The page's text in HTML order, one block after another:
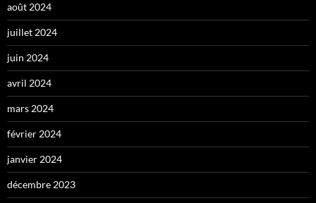
août 2024
juillet 2024
juin 2024
avril 2024
mars 2024
février 2024
janvier 2024
décembre 2023